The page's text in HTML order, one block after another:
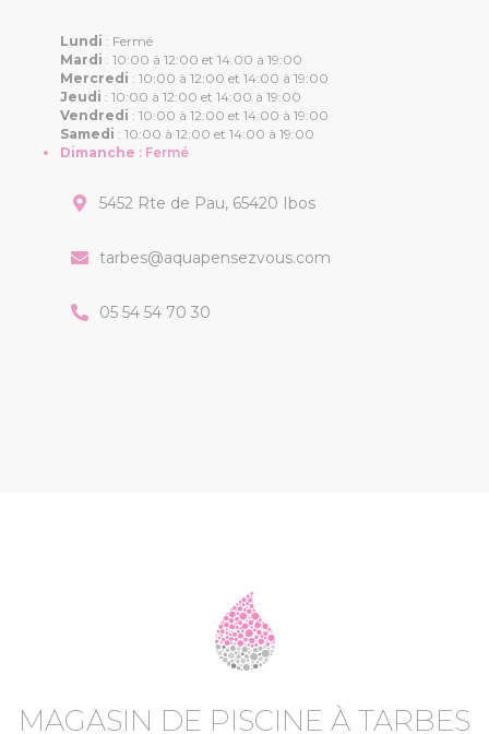
Lundi : Fermé
Mardi : 10:00 à 12:00 et 14:00 à 19:00
Mercredi : 10:00 à 12:00 et 14:00 à 19:00
Jeudi : 10:00 à 12:00 et 14:00 à 19:00
Vendredi : 10:00 à 12:00 et 14:00 à 19:00
Samedi : 10:00 à 12:00 et 14:00 à 19:00
Dimanche : Fermé
5452 Rte de Pau, 65420 Ibos
tarbes@aquapensezvous.com
05 54 54 70 30
MAGASIN DE PISCINE À TARBES